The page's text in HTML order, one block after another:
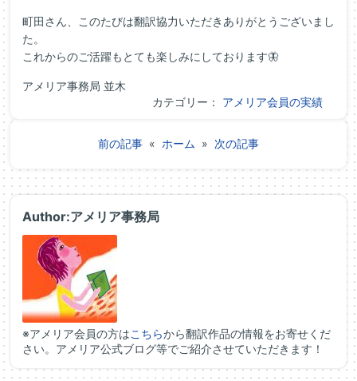
町田さん、このたびは翻訳協力いただきありがとうございまし
た。
これからのご活躍もとても楽しみにしております🦋
アメリア事務局 並木
カテゴリー： アメリア会員の実績
前の記事 « ホーム » 次の記事
Author:アメリア事務局
※アメリア会員の方はこちらから翻訳作品の情報をお寄せくだ
さい。アメリア公式ブログ等でご紹介させていただきます！